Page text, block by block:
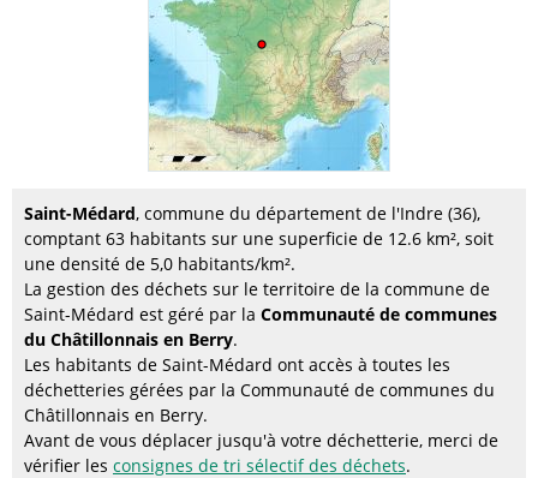
Saint-Médard, commune du département de l'Indre (36),
comptant 63 habitants sur une superficie de 12.6 km², soit
une densité de 5,0 habitants/km².
La gestion des déchets sur le territoire de la commune de
Saint-Médard est géré par la Communauté de communes
du Châtillonnais en Berry.
Les habitants de Saint-Médard ont accès à toutes les
déchetteries gérées par la Communauté de communes du
Châtillonnais en Berry.
Avant de vous déplacer jusqu'à votre déchetterie, merci de
vérifier les consignes de tri sélectif des déchets.